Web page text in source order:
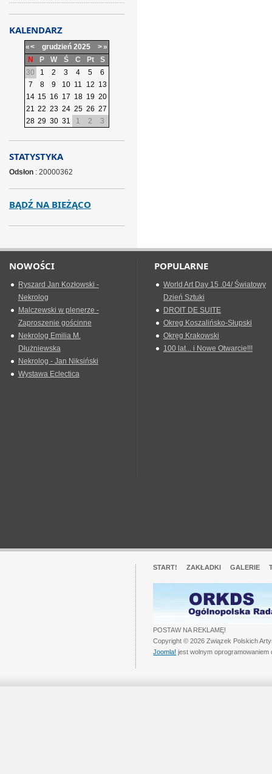
KALENDARZ
«< grudzień 2025 >»
N
P W Ś C Pt
S
30
1 2 3 4 5
6
7
8 9 10 11 12 13
14 15 16 17 18 19 20
21 22 23 24 25 26 27
28 29 30 31 1 2 3
STATYSTYKA
Odsłon: 20000362
BĄDŹ NA BIEŻĄCO
NOWOŚCI
Ryszard Jan Kozłowski -
Nekrolog
Malczewski w plenerze -
Zaproszenie gościnne
Nekrolog Emilia M.
Dłużniewska
Nekrolog - Jan Niksiński
Wystawa Eclectica
POPULARNE
World Art Day 15 .04/ Światowy
Dzień Sztuki
DROIT DE SUITE
Okreg Koszalińsko-Słupski
Okręg Krakowski
100 lat... i Nowe Otwarcie!!!
START! ZAKŁADKI GALERIE
POSTAW NA REKLAMĘ!
Copyright © 2026 Związek Polskich
Joomla! jest wolnym